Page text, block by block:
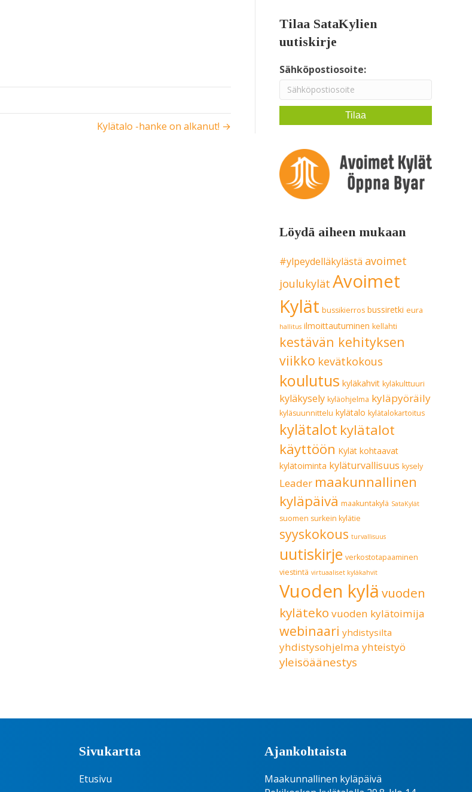
Kylätalo -hanke on alkanut! →
Tilaa SataKylien
uutiskirje
Sähköpostiosoite:
Löydä aiheen mukaan
#ylpeydelläkylästä avoimet
joulukylät Avoimet
Kylät bussikierros bussiretki eura
hallitus ilmoittautuminen kellahti
kestävän kehityksen
viikko kevätkokous
koulutus kyläkahvit kyläkulttuuri
kyläkysely kyläohjelma kyläpyöräily
kyläsuunnittelu kylätalo kylätalokartoitus
kylätalot kylätalot
käyttöön Kylät kohtaavat
kylätoiminta kyläturvallisuus kysely
Leader maakunnallinen
kyläpäivä maakuntakylä SataKylät
suomen surkein kylätie
syyskokous turvallisuus
uutiskirje verkostotapaaminen
viestintä virtuaaliset kyläkahvit
Vuoden kylä vuoden
kyläteko vuoden kylätoimija
webinaari yhdistysilta
yhdistysohjelma yhteistyö
yleisöäänestys
Sivukartta
Etusivu
Ajankohtaista
Maakunnallinen kyläpäivä